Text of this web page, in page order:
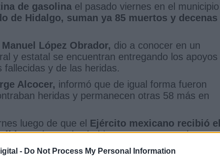
- Do Not Process My Personal Information
de gasolina el pasado viernes en el municipio
de Hidalgo, suman ya 85 muertos y decenas
López Obrador, dio a conocer en un
y estatal se encuentran entregando los apoyos
y de las heridas.
Alcocer, informó que de igual forma fueron
heridas y permanecen otras 58 más en
luego de que el Ejército mexicano recibió
en la que los habitantes se encontraban
bidones, sin embargo, fue durante la noche que
muertas y un panorama complicado para el